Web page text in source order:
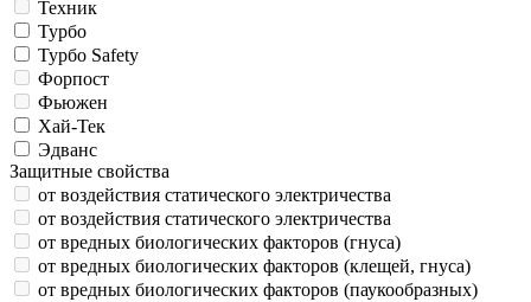
Техник
Турбо
Турбо Safety
Форпост
Фьюжен
Хай-Тек
Эдванс
Защитные свойства
от воздействия статического электричества
от воздействия статического электричества
от вредных биологических факторов (гнуса)
от вредных биологических факторов (клещей, гнуса)
от вредных биологических факторов (паукообразных)